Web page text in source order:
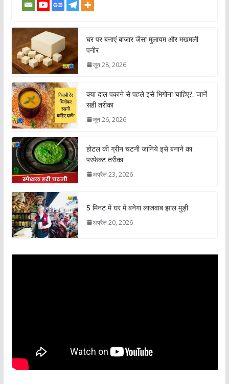
घर पर बनाएं बाजार जैसा मुलायम और मखमली
पनीर
जून 28, 2026
क्या दाल पकाने से पहले इसे भिगोना चाहिए?, जानें
सही तरीका
जून 26, 2026
होटल की ग्रीन चटनी जानिये इसे बनाने का
परफेक्ट तरीका
अप्रैल 23, 2026
5 मिनट में घर में बनेगा लाजवाब झाल मुड़ी
अप्रैल 20, 2026